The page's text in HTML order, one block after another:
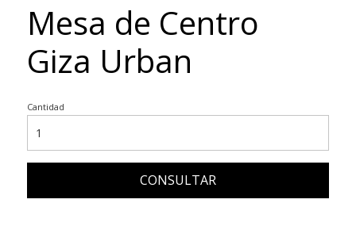
Mesa de Centro
Giza Urban
Cantidad
CONSULTAR